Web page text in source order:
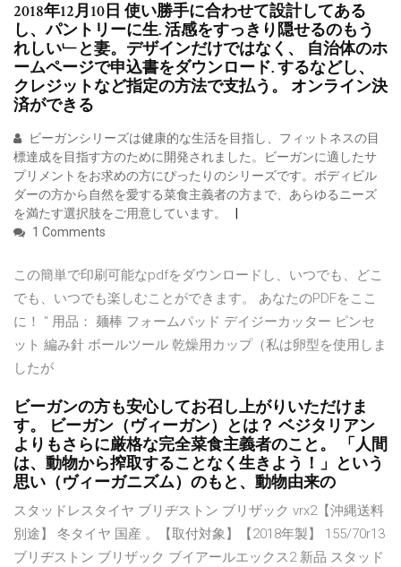
2018年12月10日 使い勝手に合わせて設計してある
し、パントリーに生. 活感をすっきり隠せるのもう
れしい﹂と妻。デザインだけではなく、 自治体のホ
ームページで申込書をダウンロード. するなどし、
クレジットなど指定の方法で支払う。 オンライン決
済ができる
ビーガンシリーズは健康的な生活を目指し、フィットネスの目
標達成を目指す方のために開発されました。ビーガンに適したサ
プリメントをお求めの方にぴったりのシリーズです。ボディビル
ダーの方から自然を愛する菜食主義者の方まで、あらゆるニーズ
を満たす選択肢をご用意しています。
1 Comments
この簡単で印刷可能なpdfをダウンロードし、いつでも、どこ
でも、いつでも楽しむことができます。 あなたのPDFをここ
に！ " 用品： 麺棒 フォームパッド デイジーカッター ピンセ
ット 編み針 ボールツール 乾燥用カップ（私は卵型を使用しま
したが
ビーガンの方も安心してお召し上がりいただけま
す。 ビーガン（ヴィーガン）とは？ ベジタリアン
よりもさらに厳格な完全菜食主義者のこと。 「人間
は、動物から搾取することなく生きよう！」という
思い（ヴィーガニズム）のもと、動物由来の
スタッドレスタイヤ ブリヂストン ブリザック vrx2【沖縄送料
別途】 冬タイヤ 国産 。【取付対象】【2018年製】 155/70r13
ブリヂストン ブリザック ブイアールエックス2 新品 スタッド